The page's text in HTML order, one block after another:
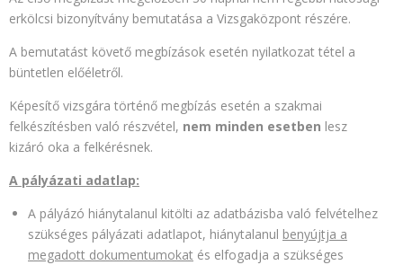
erkölcsi bizonyítvány bemutatása a Vizsgaközpont részére.
A bemutatást követő megbízások esetén nyilatkozat tétel a
büntetlen előéletről.
Képesítő vizsgára történő megbízás esetén a szakmai
felkészítésben való részvétel, nem minden esetben lesz
kizáró oka a felkérésnek.
A pályázati adatlap:
A pályázó hiánytalanul kitölti az adatbázisba való felvételhez
szükséges pályázati adatlapot, hiánytalanul benyújtja a
megadott dokumentumokat és elfogadja a szükséges